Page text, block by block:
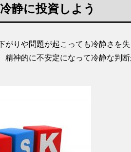
静に投資しよう
がりや問題が起こっても冷静さを
精神的に不安定になって冷静な判